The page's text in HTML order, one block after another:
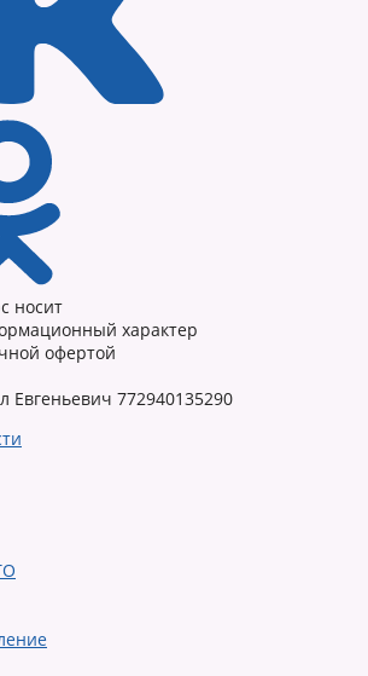
носит
характер
офертой
772940135290